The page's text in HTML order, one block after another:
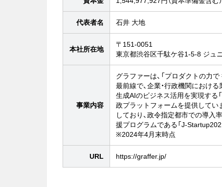
代表者名 石井 大地
本社所在地
〒151-0051
東京都渋谷区千駄ケ谷1-5-8 ジュ
事業内容
グラファーは、「プロダクトの力
最前線で、企業・行政機関におけ
生成AIのビジネス活用を実現する
政プラットフォームを提供して
しており、政令指定都市での導入
援プログラムである「J-
※2024年4月末時点
URL https://graffer.jp/